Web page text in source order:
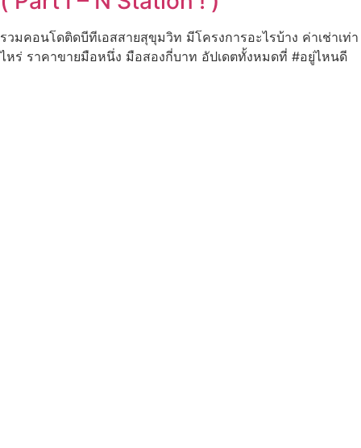
รวมคอนโดติดบีทีเอสสายสุขุมวิท มีโครงการอะไรบ้าง ค่าเช่าเท่า
ไหร่ ราคาขายมือหนึ่ง มือสองกี่บาท อัปเดตทั้งหมดที่ #อยู่ไหนดี